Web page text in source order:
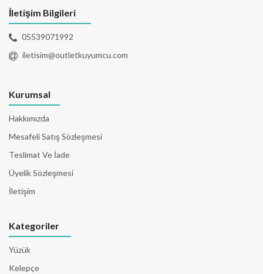
İletişim Bilgileri
05539071992
iletisim@outletkuyumcu.com
Kurumsal
Hakkımızda
Mesafeli Satış Sözleşmesi
Teslimat Ve İade
Üyelik Sözleşmesi
İletişim
Kategoriler
Yüzük
Kelepçe